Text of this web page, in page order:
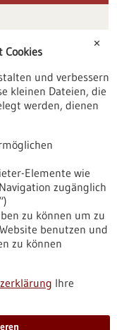
✕
Cookies
und verbessern
kleinen Dateien, die
werden, dienen
Elemente wie
zugänglich
zu können um zu
benutzen und
zu können
Ihre